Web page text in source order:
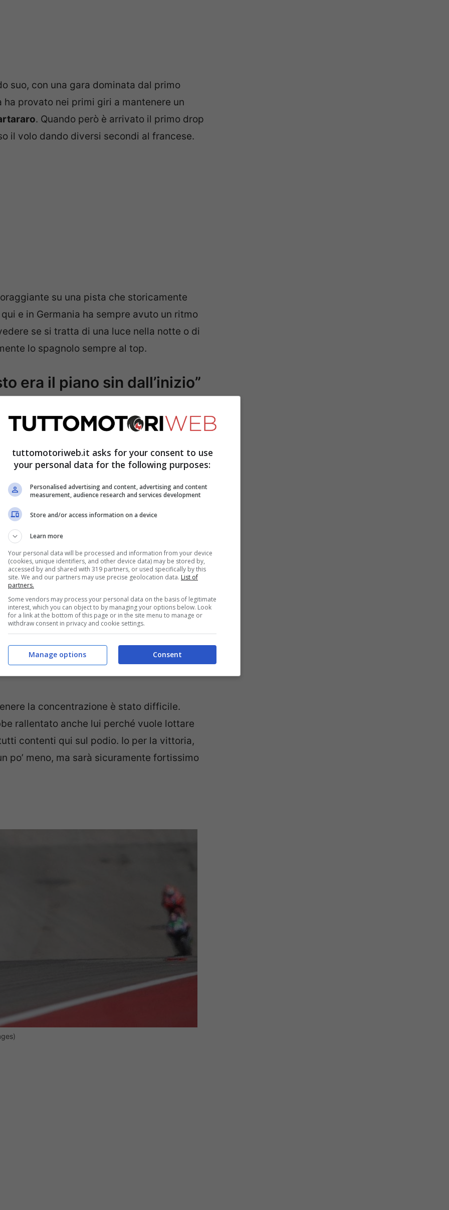
suo, con una gara dominata dal primo
provato nei primi giri a mantenere un
. Quando però è arrivato il primo drop
il volo dando diversi secondi al francese.
su una pista che storicamente
e in Germania ha sempre avuto un ritmo
se si tratta di una luce nella notte o di
lo spagnolo sempre al top.
era il piano sin dall’inizio”
che poi è successo in gara. Io volevo
più lento nei primi giri per poi dare lo
delle gomme. Sono riuscito a farlo e ho
davvero molto bene sulla moto, con
Marquez risorge, Quartararo ipoteca il
la concentrazione è stato difficile.
rallentato anche lui perché vuole lottare
contenti qui sul podio. Io per la vittoria,
po’ meno, ma sarà sicuramente fortissimo
tuttomotoriweb.it asks for your consent to use
your personal data for the following purposes:
Personalised advertising and content, advertising and content
measurement, audience research and services development
Store and/or access information on a device
Learn more
Your personal data will be processed and information from your device
(cookies, unique identifiers, and other device data) may be stored by,
accessed by and shared with 319 partners, or used specifically by this
site. We and our partners may use precise geolocation data. List of
partners.
Some vendors may process your personal data on the basis of legitimate
interest, which you can object to by managing your options below. Look
for a link at the bottom of this page or in the site menu to manage or
withdraw consent in privacy and cookie settings.
Consent
Manage options